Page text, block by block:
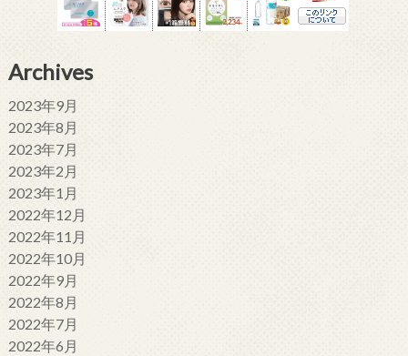
Archives
2023年9月
2023年8月
2023年7月
2023年2月
2023年1月
2022年12月
2022年11月
2022年10月
2022年9月
2022年8月
2022年7月
2022年6月